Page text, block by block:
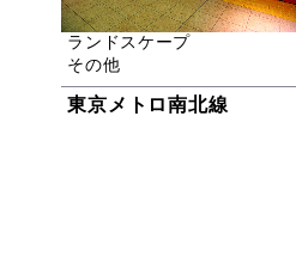
ランドスケープ
その他
東京メトロ南北線